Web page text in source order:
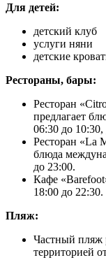
Для детей:
детский клуб
услуги няни
детские
Рестораны, бары:
Ресторан
предлагает
06:30 до
Ресторан «La
блюда
до 23:00.
Кафе
18:00 до 22:30.
Пляж:
Частный пляж
территорией